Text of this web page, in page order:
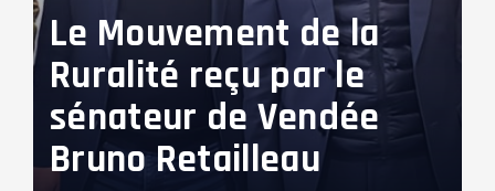
Le Mouvement de la
Ruralité reçu par le
sénateur de Vendée
Bruno Retailleau